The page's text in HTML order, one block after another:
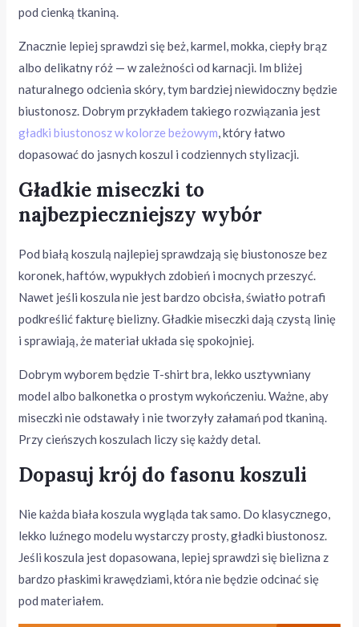
pod cienką tkaniną.
Znacznie lepiej sprawdzi się beż, karmel, mokka, ciepły brąz
albo delikatny róż — w zależności od karnacji. Im bliżej
naturalnego odcienia skóry, tym bardziej niewidoczny będzie
biustonosz. Dobrym przykładem takiego rozwiązania jest
gładki biustonosz w kolorze beżowym, który łatwo
dopasować do jasnych koszul i codziennych stylizacji.
Gładkie miseczki to
najbezpieczniejszy wybór
Pod białą koszulą najlepiej sprawdzają się biustonosze bez
koronek, haftów, wypukłych zdobień i mocnych przeszyć.
Nawet jeśli koszula nie jest bardzo obcisła, światło potrafi
podkreślić fakturę bielizny. Gładkie miseczki dają czystą linię
i sprawiają, że materiał układa się spokojniej.
Dobrym wyborem będzie T-shirt bra, lekko usztywniany
model albo balkonetka o prostym wykończeniu. Ważne, aby
miseczki nie odstawały i nie tworzyły załamań pod tkaniną.
Przy cieńszych koszulach liczy się każdy detal.
Dopasuj krój do fasonu koszuli
Nie każda biała koszula wygląda tak samo. Do klasycznego,
lekko luźnego modelu wystarczy prosty, gładki biustonosz.
Jeśli koszula jest dopasowana, lepiej sprawdzi się bielizna z
bardzo płaskimi krawędziami, która nie będzie odcinać się
pod materiałem.